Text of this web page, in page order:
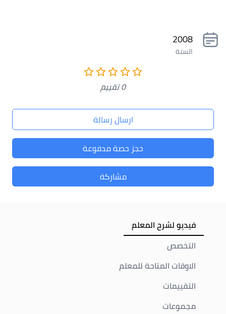
2008
السنة
0 تقييم
ارسال رسالة
حجز حصة مدفوعة
مشاركة
فيديو لشرح المعلم
التخصص
الاوقات المتاحة للمعلم
التقييمات
مجموعات